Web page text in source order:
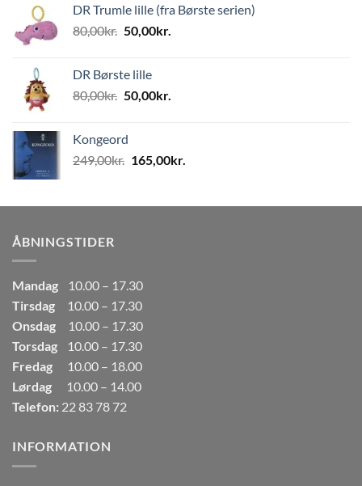
var:
499,00kr..
er:
DR Trumle lille (fra Børste serien)
80,00kr. Den
var:
80,00kr..
50,00kr.
50,00kr..
DR Børste lille
80,00kr. Den
var:
80,00kr..
50,00kr.
50,00kr..
Kongeord
249,00kr. Den
var:
165,00kr.
er:
ÅBNINGSTIDER
Mandag
10.00 – 17.30
Tirsdag
10.00 – 17.30
Onsdag
10.00 – 17.30
Torsdag
10.00 – 17.30
Fredag
10.00 – 18.00
Lørdag
10.00 – 14.00
Telefon: 22 83 78 72
INFORMATION